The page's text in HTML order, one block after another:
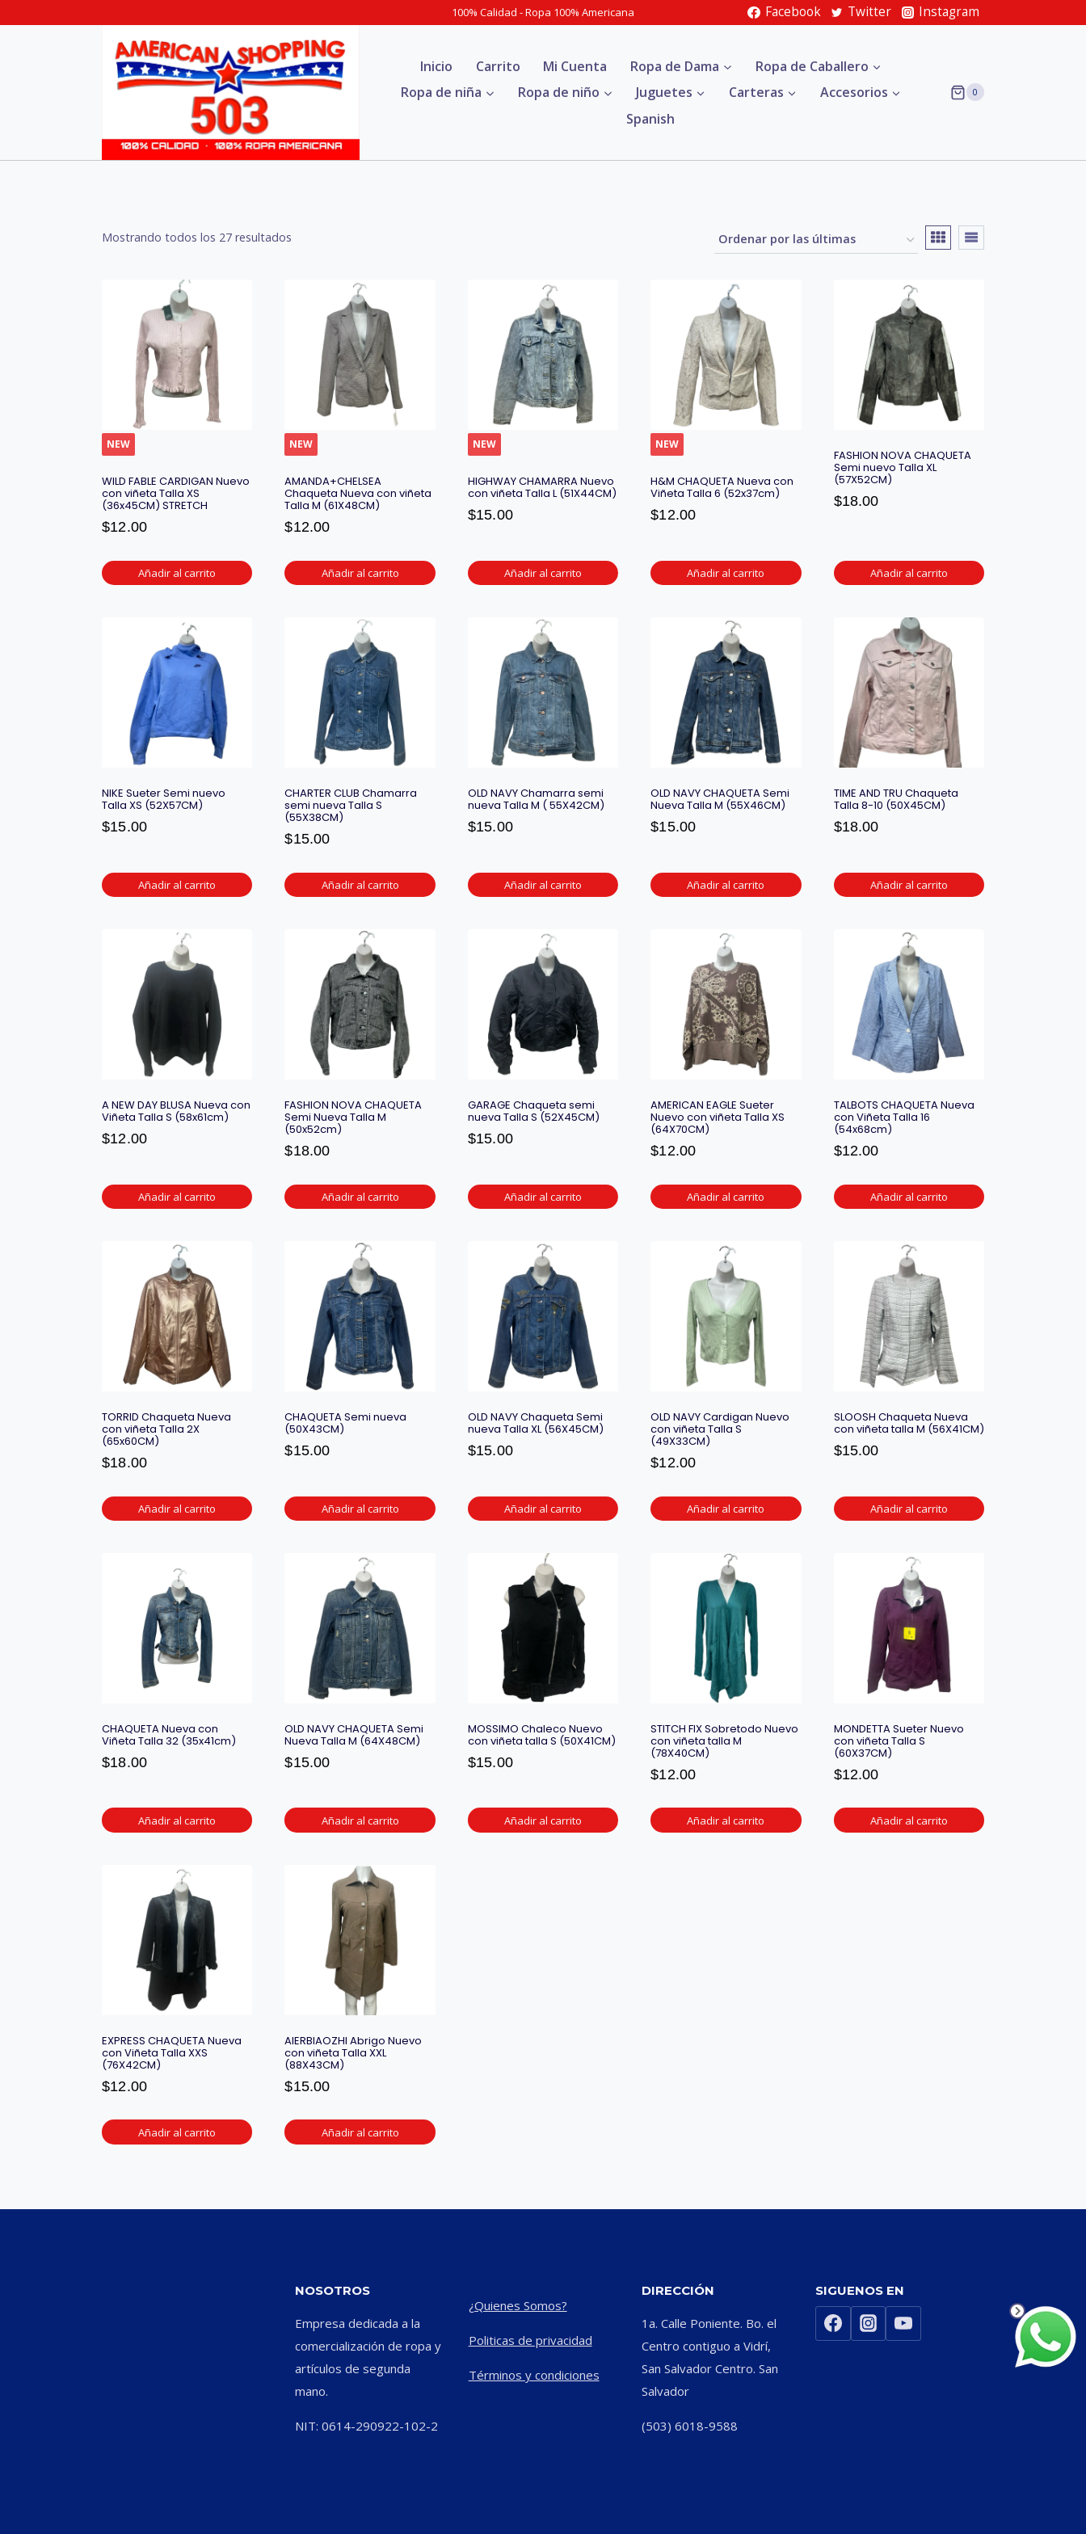
100% Calidad - Ropa 100% Americana Facebook Twitter Instagram
Inicio Carrito Mi Cuenta Ropa de Dama
Ropa de Caballero
Ropa de niña
Ropa de niño Juguetes Carteras
Accesorios
Spanish
0
Mostrando todos los 27 resultados
NEW
WILD FABLE CARDIGAN Nuevo
con viñeta Talla XS
(36x45CM) STRETCH
$12.00
Añadir al carrito
NEW
AMANDA+CHELSEA
Chaqueta Nueva con viñeta
Talla M (61X48CM)
$12.00
Añadir al carrito
NEW
HIGHWAY CHAMARRA Nuevo
con viñeta Talla L (51X44CM)
$15.00
Añadir al carrito
NEW
H&M CHAQUETA Nueva con
Viñeta Talla 6 (52x37cm)
$12.00
Añadir al carrito
FASHION NOVA CHAQUETA
Semi nuevo Talla XL
(57X52CM)
$18.00
Añadir al carrito
NIKE Sueter Semi nuevo
Talla XS (52X57CM)
$15.00
Añadir al carrito
CHARTER CLUB Chamarra
semi nueva Talla S
(55X38CM)
$15.00
Añadir al carrito
OLD NAVY Chamarra semi
nueva Talla M ( 55X42CM)
$15.00
Añadir al carrito
OLD NAVY CHAQUETA Semi
Nueva Talla M (55X46CM)
$15.00
Añadir al carrito
TIME AND TRU Chaqueta
Talla 8-10 (50X45CM)
$18.00
Añadir al carrito
A NEW DAY BLUSA Nueva con
Viñeta Talla S (58x61cm)
$12.00
Añadir al carrito
FASHION NOVA CHAQUETA
Semi Nueva Talla M
(50x52cm)
$18.00
Añadir al carrito
GARAGE Chaqueta semi
nueva Talla S (52X45CM)
$15.00
Añadir al carrito
AMERICAN EAGLE Sueter
Nuevo con viñeta Talla XS
(64X70CM)
$12.00
Añadir al carrito
TALBOTS CHAQUETA Nueva
con Viñeta Talla 16
(54x68cm)
$12.00
Añadir al carrito
TORRID Chaqueta Nueva
con viñeta Talla 2X
(65x60CM)
$18.00
Añadir al carrito
CHAQUETA Semi nueva
(50X43CM)
$15.00
Añadir al carrito
OLD NAVY Chaqueta Semi
nueva Talla XL (56X45CM)
$15.00
Añadir al carrito
OLD NAVY Cardigan Nuevo
con viñeta Talla S
(49X33CM)
$12.00
Añadir al carrito
SLOOSH Chaqueta Nueva
con viñeta talla M (56X41CM)
$15.00
Añadir al carrito
CHAQUETA Nueva con
Viñeta Talla 32 (35x41cm)
$18.00
Añadir al carrito
OLD NAVY CHAQUETA Semi
Nueva Talla M (64X48CM)
$15.00
Añadir al carrito
MOSSIMO Chaleco Nuevo
con viñeta talla S (50X41CM)
$15.00
Añadir al carrito
STITCH FIX Sobretodo Nuevo
con viñeta talla M
(78X40CM)
$12.00
Añadir al carrito
MONDETTA Sueter Nuevo
con viñeta Talla S
(60X37CM)
$12.00
Añadir al carrito
EXPRESS CHAQUETA Nueva
con Viñeta Talla XXS
(76X42CM)
$12.00
Añadir al carrito
AIERBIAOZHI Abrigo Nuevo
con viñeta Talla XXL
(88X43CM)
$15.00
Añadir al carrito
NOSOTROS
Empresa dedicada a la
comercialización de ropa y
artículos de segunda
mano.
NIT: 0614-290922-102-2
¿Quienes Somos?
Politicas de privacidad
Términos y condiciones
DIRECCIÓN
1a. Calle Poniente. Bo. el
Centro contiguo a Vidrí,
San Salvador Centro. San
Salvador
(503) 6018-9588
SIGUENOS EN